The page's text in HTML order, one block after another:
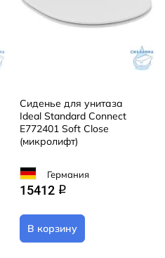
Сиденье для унитаза
Ideal Standard Connect
E772401 Soft Close
(микролифт)
Германия
15412 q
В корзину